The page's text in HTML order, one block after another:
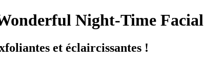
Night-Time Facial
et éclaircissantes !